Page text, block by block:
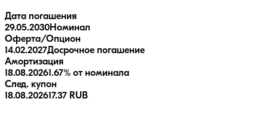
Дата погашения
29.05.2030Номинал
Оферта/Опцион
14.02.2027Досрочное погашение
Амортизация
18.08.20261.67% от номинала
След. купон
18.08.202617.37 RUB